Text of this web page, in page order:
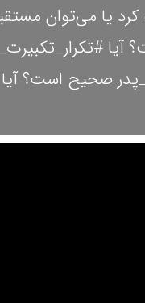
کرد یا می‌توان
صحیح است؟